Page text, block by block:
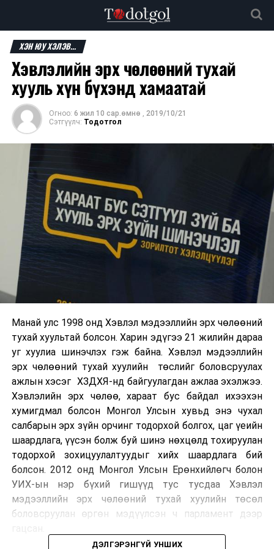
ХЭН ЮУ ХЭЛЭВ...
Хэвлэлийн эрх чөлөөний тухай
хууль хүн бүхэнд хамаатай
Огноо: 6 жил 10 сар.өмнө , 2019/10/21
Сэтгүүлч: Тодотгол
Манай улс 1998 онд Хэвлэл мэдээллийн эрх чөлөөний
тухай хуультай болсон. Харин эдүгээ 21 жилийн дараа
уг хуулиа шинэчлэх гэж байна. Хэвлэл мэдээллийн
эрх чөлөөний тухай хуулийн төслийг боловсруулах
ажлын хэсэг ХЗДХЯ-нд байгуулагдан ажлаа эхэлжээ.
Хэвлэлийн эрх чөлөө, хараат бус байдал ихээхэн
хумигдмал болсон Монгол Улсын хувьд энэ чухал
салбарын эрх зүйн орчинг тодорхой болгох, цаг үеийн
шаардлага, үүсэн болж буй шинэ нөхцөлд тохируулан
тодорхой зохицуулалтуудыг хийх шаардлага бий
болсон. 2012 онд Монгол Улсын Ерөнхийлөгч болон
УИХ-ын нэр бүхий гишүүд тус тусдаа Хэвлэл
мэдээллийн эрх чөлөөний тухай хуулийн төсөл
боловсруулан өргөн мэдүүлсэн ч парламент дээр
ДЭЛГЭРЭНГҮЙ УНШИХ